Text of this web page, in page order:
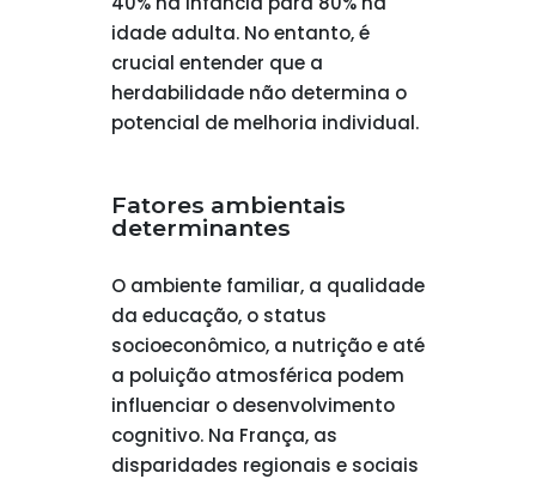
idade adulta. No entanto, é
crucial entender que a
herdabilidade não determina o
potencial de melhoria individual.
Fatores ambientais
determinantes
O ambiente familiar, a qualidade
da educação, o status
socioeconômico, a nutrição e até
a poluição atmosférica podem
influenciar o desenvolvimento
cognitivo. Na França, as
disparidades regionais e sociais